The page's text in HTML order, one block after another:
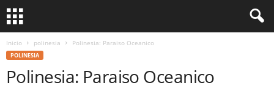
Inicio polinesia Polinesia: Paraiso Oceanico
POLINESIA
Polinesia: Paraiso Oceanico